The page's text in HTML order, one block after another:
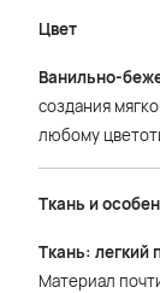
Цвет
Ванильно-
создания
любому
Ткань и
Ткань: легкий
Материал